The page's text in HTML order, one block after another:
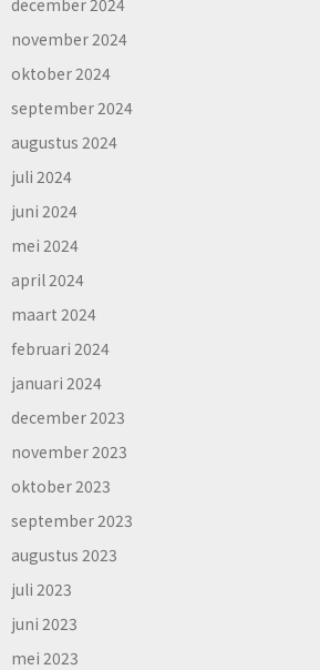
november 2024
oktober 2024
september 2024
augustus 2024
juli 2024
juni 2024
mei 2024
april 2024
maart 2024
februari 2024
januari 2024
december 2023
november 2023
oktober 2023
september 2023
augustus 2023
juli 2023
juni 2023
mei 2023